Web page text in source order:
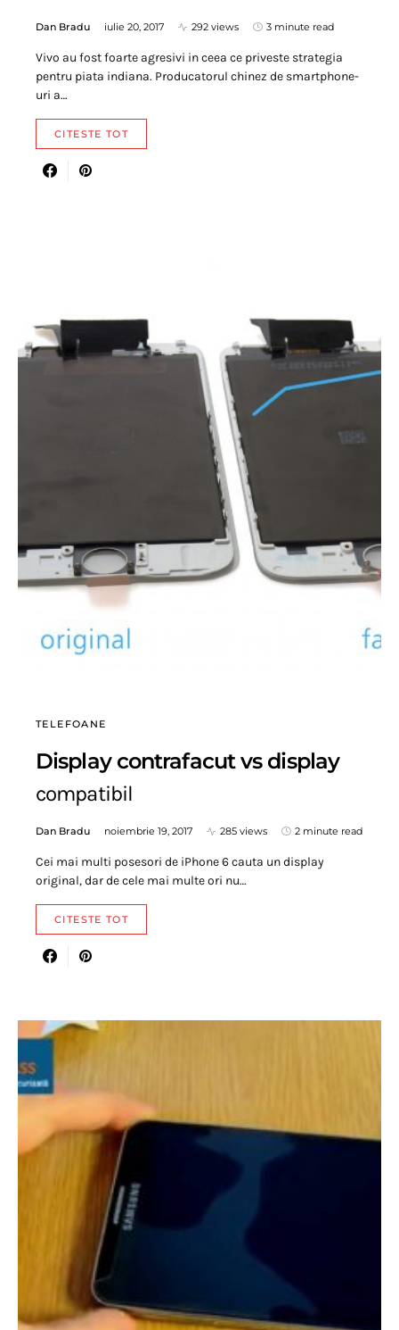
Dan Bradu iulie 20, 2017 292 views 3 minute read
Vivo au fost foarte agresivi in ceea ce priveste strategia
pentru piata indiana. Producatorul chinez de smartphone-
uri a…
CITESTE TOT
TELEFOANE
Display contrafacut vs display
compatibil
Dan Bradu noiembrie 19, 2017 285 views 2 minute read
Cei mai multi posesori de iPhone 6 cauta un display
original, dar de cele mai multe ori nu…
CITESTE TOT